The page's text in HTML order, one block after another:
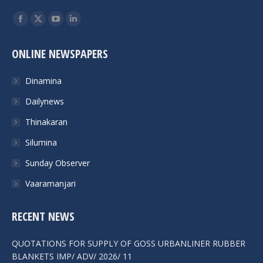
Find us on:
Facebook
opens
new
window
X
opens
new
window
YouTube
opens
new
window
Linkedin
opens
ONLINE NEWSPAPERS
Dinamina
Dailynews
Thinakaran
Silumina
Sunday Observer
Vaaramanjari
RECENT NEWS
QUOTATIONS FOR SUPPLY OF GOSS URBANLINER RUBBER
BLANKETS IMP/ ADV/ 2026/ 11